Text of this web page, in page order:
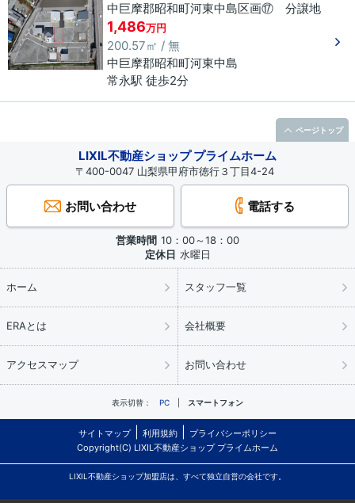
中巨摩郡昭和町河東中島区画⑰ 分譲地
1,486万円
200.57㎡ / 無
中巨摩郡昭和町河東中島
常永駅 徒歩2分
LIXIL不動産ショップ プライムホーム
〒400-0047 山梨県甲府市徳行３丁目4-24
お問い合わせ 電話する
営業時間 10：00～18：00
定休日 水曜日
ホーム スタッフ一覧
ERAとは 会社概要
アクセスマップ お問い合わせ
表示切替： PC スマートフォン
サイトマップ 利用規約
プライバシーポリシー
Copyright(C) LIXIL不動産ショップ プライムホーム
LIXIL不動産ショップ加盟店は、すべて独立自営の会社です。
ページトップ